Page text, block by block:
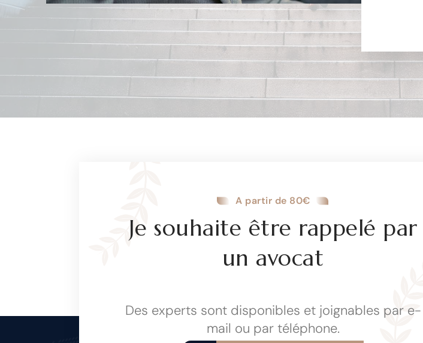
A partir de 80€
Je souhaite être rappelé par
un avocat
Des experts sont disponibles et joignables par e-
mail ou par téléphone.